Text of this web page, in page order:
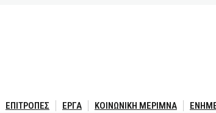
ΕΠΙΤΡΟΠΕΣ ΕΡΓΑ ΚΟΙΝΩΝΙΚΗ ΜΕΡΙΜΝΑ